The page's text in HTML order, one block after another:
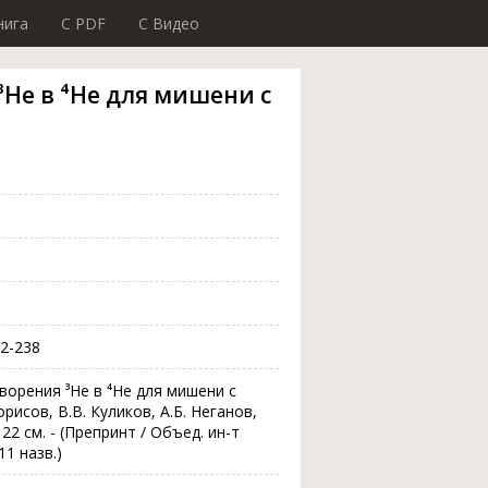
C PDF C Видео
в ⁴He для мишени с
238
³He в ⁴He для мишени с
В.В. Куликов, А.Б. Неганов,
см. - (Препринт / Объед. ин-т
назв.)